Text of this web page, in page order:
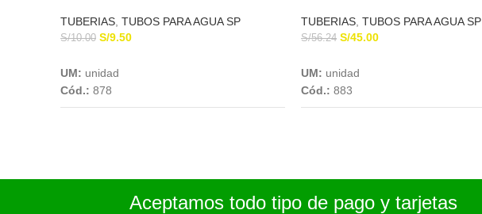
TUBERIAS TUBOS PARA AGUA SP
S/10.00 S/9.50
UM: unidad
Cód.: 878
TUBERIAS TUBOS PARA AGUA SP
S/56.24 S/45.00
UM: unidad
Cód.: 883
Aceptamos todo tipo de pago y tarjetas